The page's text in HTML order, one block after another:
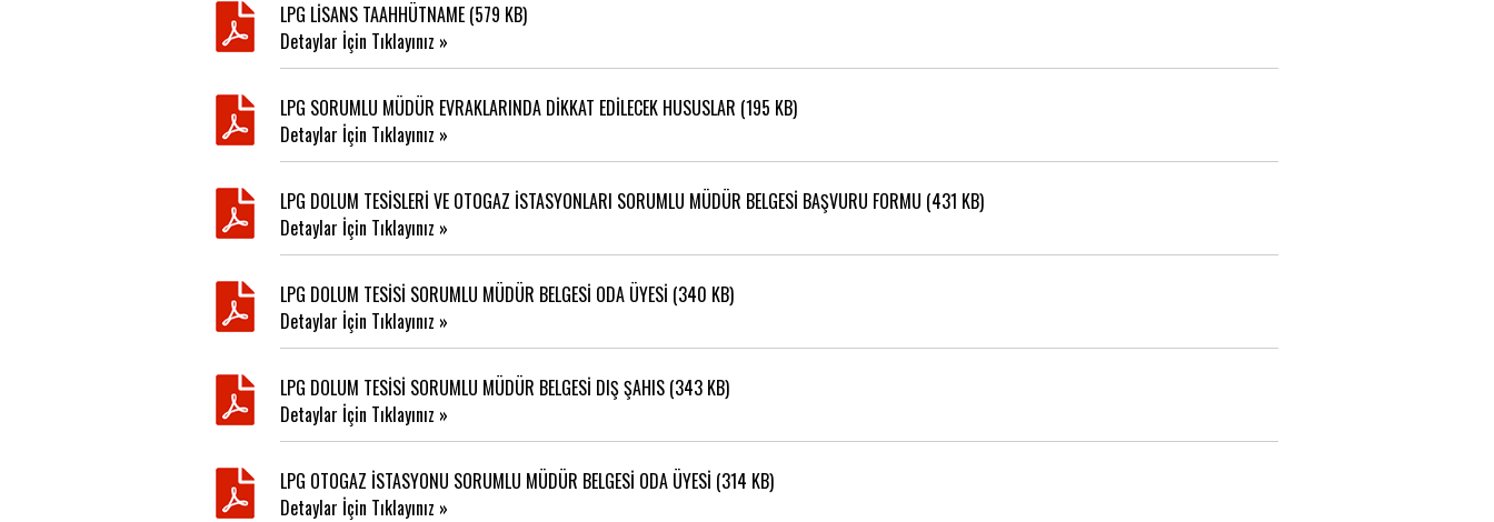
LPG LİSANS TAAHHÜTNAME (579 KB)
Detaylar İçin Tıklayınız »
LPG SORUMLU MÜDÜR EVRAKLARINDA DİKKAT EDİLECEK HUSUSLAR (195 KB)
Detaylar İçin Tıklayınız »
LPG DOLUM TESİSLERİ VE OTOGAZ İSTASYONLARI SORUMLU MÜDÜR BELGESİ BAŞVURU FORMU (431 KB)
Detaylar İçin Tıklayınız »
LPG DOLUM TESİSİ SORUMLU MÜDÜR BELGESİ ODA ÜYESİ (340 KB)
Detaylar İçin Tıklayınız »
LPG DOLUM TESİSİ SORUMLU MÜDÜR BELGESİ DIŞ ŞAHIS (343 KB)
Detaylar İçin Tıklayınız »
LPG OTOGAZ İSTASYONU SORUMLU MÜDÜR BELGESİ ODA ÜYESİ (314 KB)
Detaylar İçin Tıklayınız »